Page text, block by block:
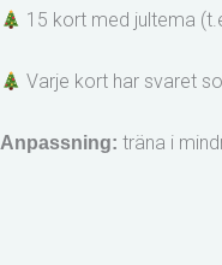
15 kort med jultema
Varje kort har svaret
Anpassning: träna i